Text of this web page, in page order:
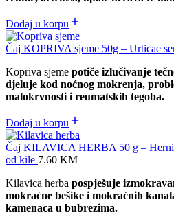
Dodaj u korpu
Čaj KOPRIVA sjeme 50g – Urticae
Kopriva sjeme potiče izlučivanje
djeluje kod noćnog mokrenja,
malokrvnosti i reumatskih tegoba.
Dodaj u korpu
Čaj KILAVICA HERBA 50 g –
od kile 7.60 KM
Kilavica herba pospješuje
mokraćne bešike i mokraćnih
kamenaca u bubrezima.